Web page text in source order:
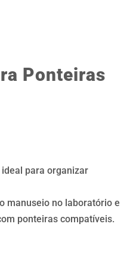
Ponteiras
para organizar
manuseio no laboratório e
ponteiras compatíveis.